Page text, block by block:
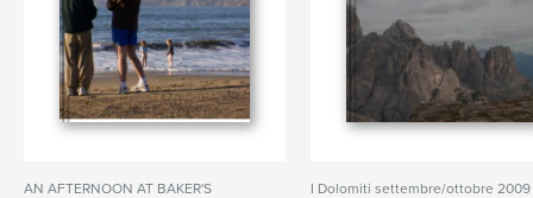
AN AFTERNOON AT BAKER'S
I Dolomiti settembre/ottobre 2009